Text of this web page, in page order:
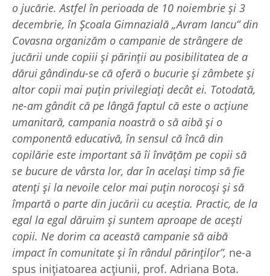
o jucărie. Astfel în perioada de 10 noiembrie și 3
decembrie, în Școala Gimnazială „Avram Iancu” din
Covasna organizăm o campanie de strângere de
jucării unde copiii și părinții au posibilitatea de a
dărui gândindu-se că oferă o bucurie și zâmbete și
altor copii mai puțin privilegiați decât ei. Totodată,
ne-am gândit că pe lângă faptul că este o acțiune
umanitară, campania noastră o să aibă și o
componentă educativă, în sensul că încă din
copilărie este important să îi învățăm pe copii să
se bucure de vârsta lor, dar în același timp să fie
atenți și la nevoile celor mai puțin norocoși și să
împartă o parte din jucării cu aceștia. Practic, de la
egal la egal dăruim și suntem aproape de acești
copii. Ne dorim ca această campanie să aibă
impact în comunitate și în rândul părinților”, ne-a
spus inițiatoarea acțiunii, prof. Adriana Bota.